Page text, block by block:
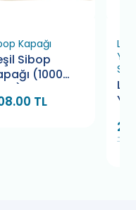
Kapağı
Sibop
(1000
TL
TL